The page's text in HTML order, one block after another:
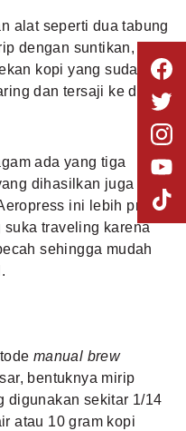
alat seperti dua tabung
dengan suntikan,
kopi yang sudah
dan tersaji ke dalam
ada yang tiga
dihasilkan juga
ini lebih praktis
suka traveling karena
sehingga mudah
manual brew
bentuknya mirip
digunakan sekitar 1/14
atau 10 gram kopi